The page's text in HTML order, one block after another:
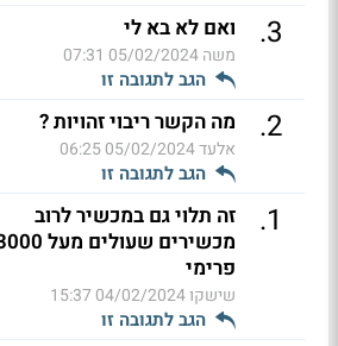
3
. ואם לא בא לי
משה05/02/2024 07:31
הגב לתגובה זו
2
. מה הקשר ריבוי זהויות ?
אלעד05/02/2024 06:25
הגב לתגובה זו
1
.
זה תלוי גם במכשיר לרוב
פרימי
שישקו04/02/2024 15:37
הגב לתגובה זו